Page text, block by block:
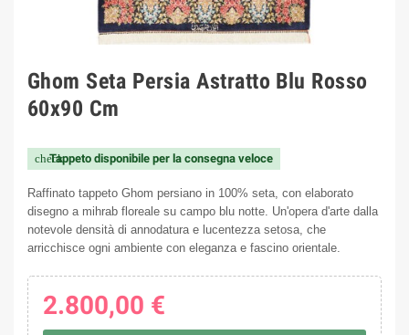
Ghom Seta Persia Astratto Blu Rosso
60x90 Cm
check
Tappeto disponibile per la consegna veloce
Raffinato tappeto Ghom persiano in 100% seta, con elaborato
disegno a mihrab floreale su campo blu notte. Un'opera d'arte dalla
notevole densità di annodatura e lucentezza setosa, che
arricchisce ogni ambiente con eleganza e fascino orientale.
2.800,00 €